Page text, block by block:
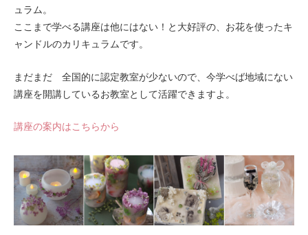
ュラム。
ここまで学べる講座は他にはない！と大好評の、お花を使ったキ
ャンドルのカリキュラムです。
まだまだ 全国的に認定教室が少ないので、今学べば地域にない
講座を開講しているお教室として活躍できますよ。
講座の案内はこちらから